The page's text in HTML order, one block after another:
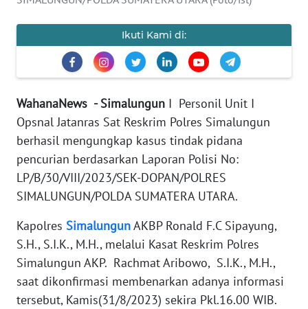
Ikuti Kami di:
WahanaNews - Simalungun I Personil Unit I
Opsnal Jatanras Sat Reskrim Polres Simalungun
berhasil mengungkap kasus tindak pidana
pencurian berdasarkan Laporan Polisi No:
LP/B/30/VIII/2023/SEK-DOPAN/POLRES
SIMALUNGUN/POLDA SUMATERA UTARA.
Kapolres SimalungunAKBP Ronald F.C Sipayung,
S.H., S.I.K., M.H., melalui Kasat Reskrim Polres
Simalungun AKP. Rachmat Aribowo, S.I.K., M.H.,
saat dikonfirmasi membenarkan adanya informasi
tersebut, Kamis(31/8/2023) sekira Pkl.16.00 WIB.
Regional
WN
WN
JAKARTA
WN
JABAR
WN
BANTEN
WN
NTT